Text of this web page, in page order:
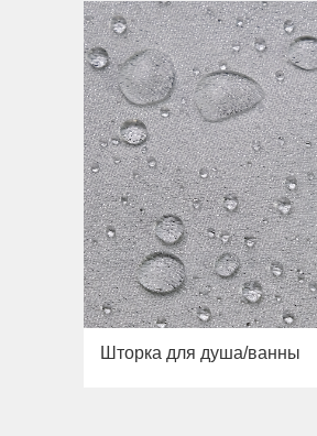
Шторка для душа/ванны